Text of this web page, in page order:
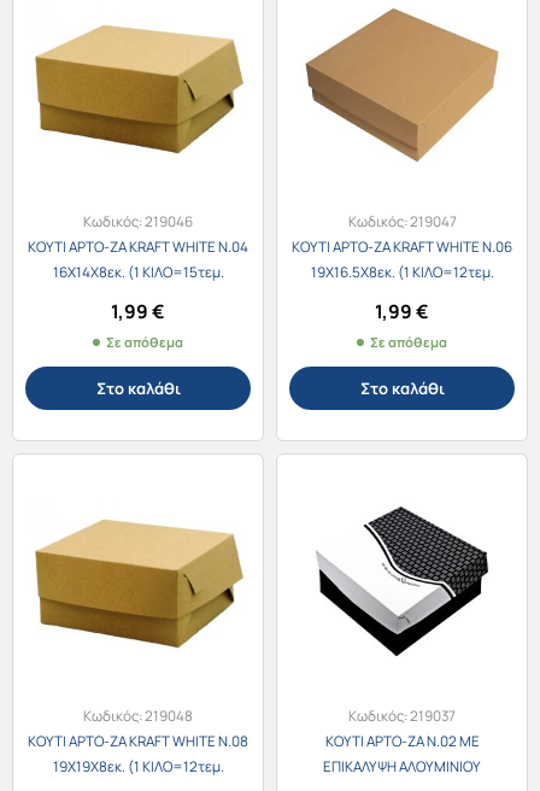
Κωδικός:219046
ΚΟΥΤΙ ΑΡΤΟ-ΖΑ KRAFT WHITE Ν.04
16Χ14Χ8εκ. (1 ΚΙΛΟ=15τεμ.
1,99€
Σε απόθεμα
Στο καλάθι
Κωδικός:219047
ΚΟΥΤΙ ΑΡΤΟ-ΖΑ KRAFT WHITE Ν.06
19Χ16.5Χ8εκ. (1 ΚΙΛΟ=12τεμ.
1,99€
Σε απόθεμα
Στο καλάθι
Κωδικός:219048
ΚΟΥΤΙ ΑΡΤΟ-ΖΑ KRAFT WHITE Ν.08
19Χ19Χ8εκ. (1 ΚΙΛΟ=12τεμ.
Κωδικός:219037
ΚΟΥΤΙ ΑΡΤΟ-ΖΑ Ν.02 ΜΕ
ΕΠΙΚΑΛΥΨΗ ΑΛΟΥΜΙΝΙΟΥ